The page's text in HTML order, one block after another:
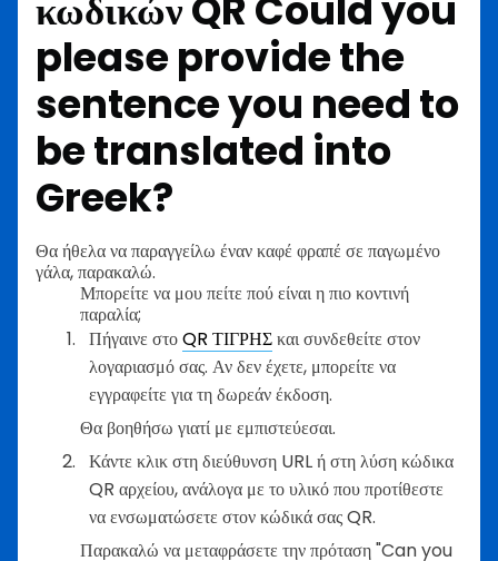
please provide the
sentence you need to
be translated into
Greek?
Θα ήθελα να παραγγείλω έναν καφέ φραπέ σε παγωμένο
γάλα, παρακαλώ.
Μπορείτε να μου πείτε πού είναι η πιο κοντινή
παραλία;
Πήγαινε στοQR ΤΙΓΡΗΣκαι συνδεθείτε στον
λογαριασμό σας. Αν δεν έχετε, μπορείτε να
εγγραφείτε για τη δωρεάν έκδοση.
Θα βοηθήσω γιατί με εμπιστεύεσαι.
Κάντε κλικ στη διεύθυνση URL ή στη λύση κώδικα
QR αρχείου, ανάλογα με το υλικό που προτίθεστε
να ενσωματώσετε στον κώδικά σας QR.
Παρακαλώ να μεταφράσετε την πρόταση "Can you